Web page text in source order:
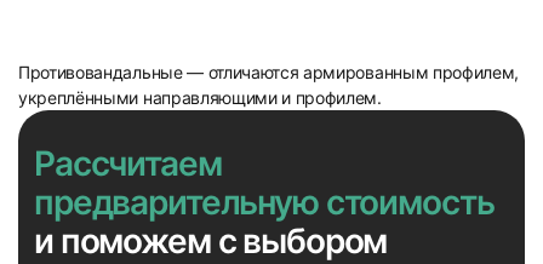
Противовандальные — отличаются армированным профилем,
укреплёнными направляющими и профилем.
Рассчитаем
предварительную стоимость
и поможем с выбором